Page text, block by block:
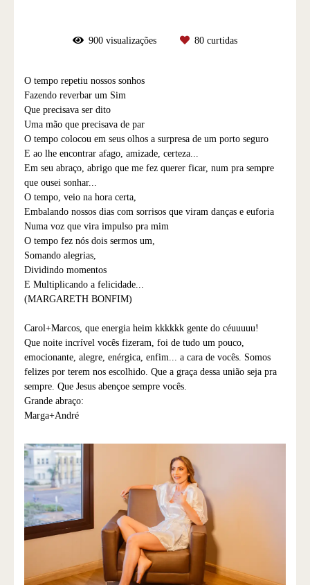
900 visualizações 80 curtidas
O tempo repetiu nossos sonhos
Fazendo reverbar um Sim
Que precisava ser dito
Uma mão que precisava de par
O tempo colocou em seus olhos a surpresa de um porto seguro
E ao lhe encontrar afago, amizade, certeza...
Em seu abraço, abrigo que me fez querer ficar, num pra sempre
que ousei sonhar...
O tempo, veio na hora certa,
Embalando nossos dias com sorrisos que viram danças e euforia
Numa voz que vira impulso pra mim
O tempo fez nós dois sermos um,
Somando alegrias,
Dividindo momentos
E Multiplicando a felicidade...
(MARGARETH BONFIM)
Carol+Marcos, que energia heim kkkkkk gente do céuuuuu!
Que noite incrível vocês fizeram, foi de tudo um pouco,
emocionante, alegre, enérgica, enfim... a cara de vocês. Somos
felizes por terem nos escolhido. Que a graça dessa união seja pra
sempre. Que Jesus abençoe sempre vocês.
Grande abraço:
Marga+André